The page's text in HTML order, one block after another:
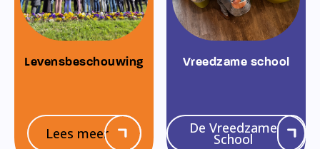
Levensbeschouwing
Lees meer
Vreedzame school
De Vreedzame
School